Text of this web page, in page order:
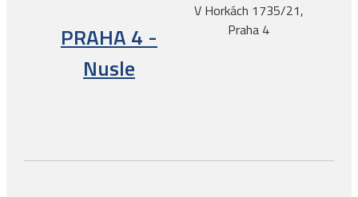
PRAHA 4 -
Nusle
V Horkách 1735/21,
Praha 4